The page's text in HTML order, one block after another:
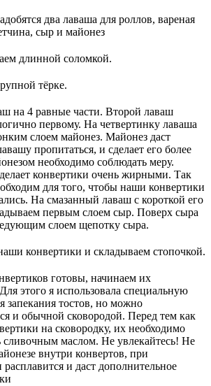
два лаваша для роллов, вареная
сыр и майонез
длинной соломкой.
тёрке.
на 4 равные части. Второй лаваш
первому. На четвертинку лаваша
слоем майонез. Майонез даст
пропитаться, и сделает его более
необходимо соблюдать меру.
конвертики очень жирными. Так
для того, чтобы наши конвертики
На смазанный лаваш с короткой его
первым слоем сыр. Поверх сыра
слоем щепотку сыра.
конвертики и складываем стопочкой.
готовы, начинаем их
этого я использовала специальную
запекания тостов, но можно
и обычной сковородой. Перед тем как
на сковородку, их необходимо
сливочным маслом. Не увлекайтесь! Не
внутри конвертов, при
и даст дополнительное